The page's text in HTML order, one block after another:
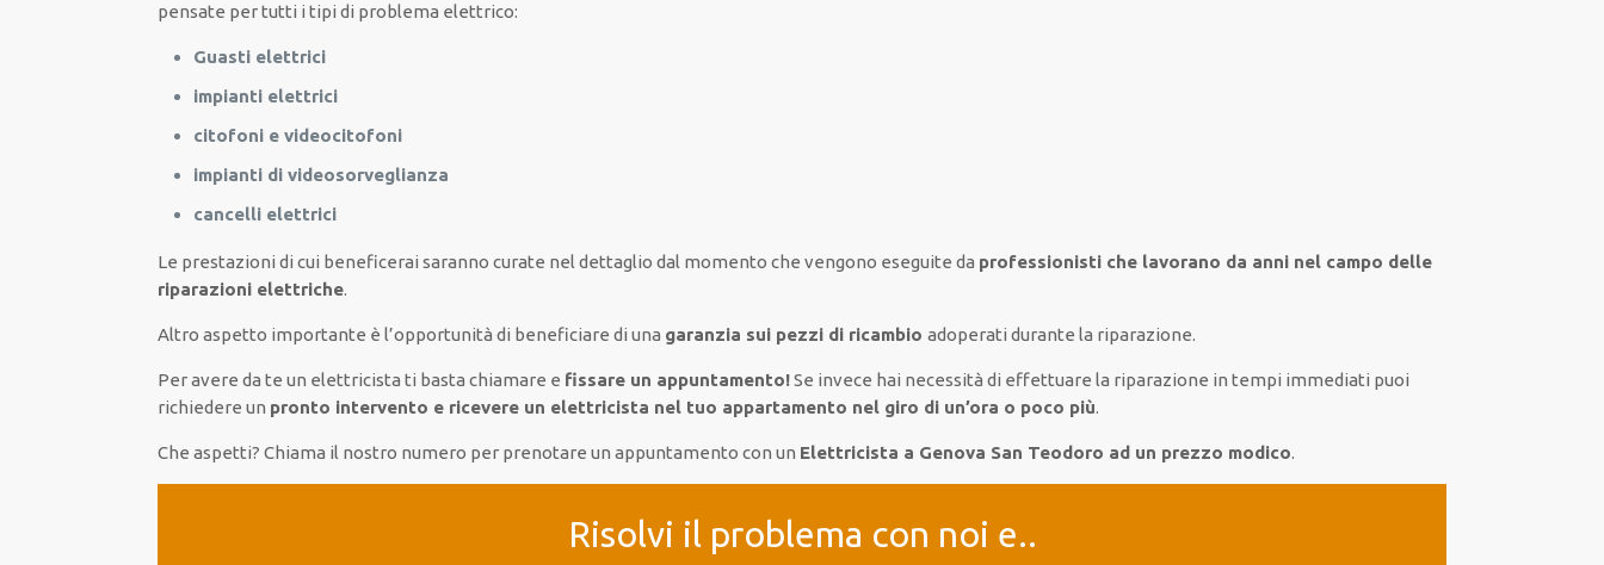
pensate pertutti i tipi di problema elettrico:
Guasti elettrici
impianti elettrici
citofoni e videocitofoni
impianti di videosorveglianza
cancelli elettrici
Le prestazioni di cui beneficerai sarannocurate nel dettaglio dal momento che vengono eseguite da professionisti che lavorano da anni nel campo delle
riparazioni elettriche.
Altro aspetto importante è l’opportunità di beneficiare di una garanzia sui pezzi di ricambioadoperati durante la riparazione.
Per avereda te un elettricistati basta chiamare e fissare un appuntamento!Se invece hai necessità di effettuare la riparazione in tempi immediati puoi
richiedere un pronto intervento e ricevere un elettricista nel tuo appartamento nel giro di un’ora o poco più.
Che aspetti? Chiama il nostro numero per prenotare un appuntamento con un Elettricista a Genova San Teodoro ad un prezzo modico.
Risolvi il problema con noi e..